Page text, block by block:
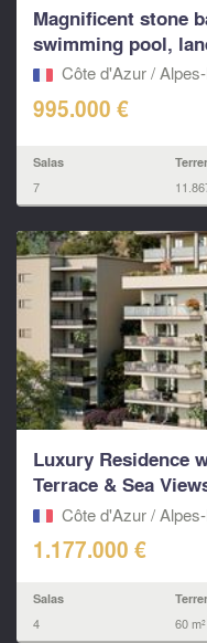
Magnificent stone
swimming pool,
Côte d'Azur /
995.000 €
Salas
7
Luxury Residence
Terrace & Sea
Côte d'Azur /
1.177.000 €
Salas
4 60 m²